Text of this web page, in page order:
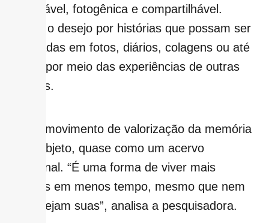
memorável, fotogênica e compartilhável.
Cresce o desejo por histórias que possam ser
registradas em fotos, diários, colagens ou até
vividas por meio das experiências de outras
pessoas.
Há um movimento de valorização da memória
como objeto, quase como um acervo
emocional. “É uma forma de viver mais
histórias em menos tempo, mesmo que nem
todas sejam suas”, analisa a pesquisadora.